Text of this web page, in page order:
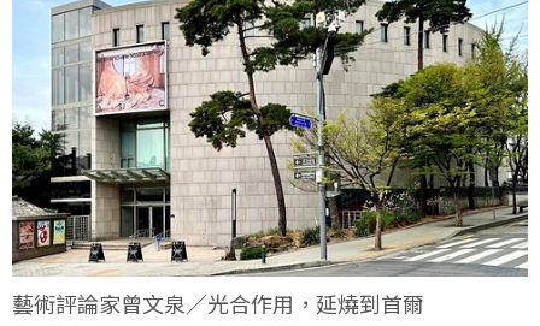
藝術評論家曾文泉／光合作用，延燒到首爾